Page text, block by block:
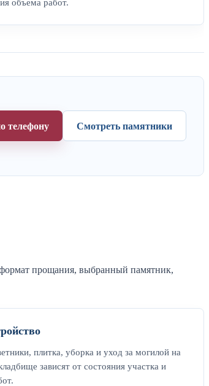
объема работ.
телефону Смотреть памятники
формат прощания, выбранный памятник,
плитка, уборка и уход за могилой на
зависят от состояния участка и